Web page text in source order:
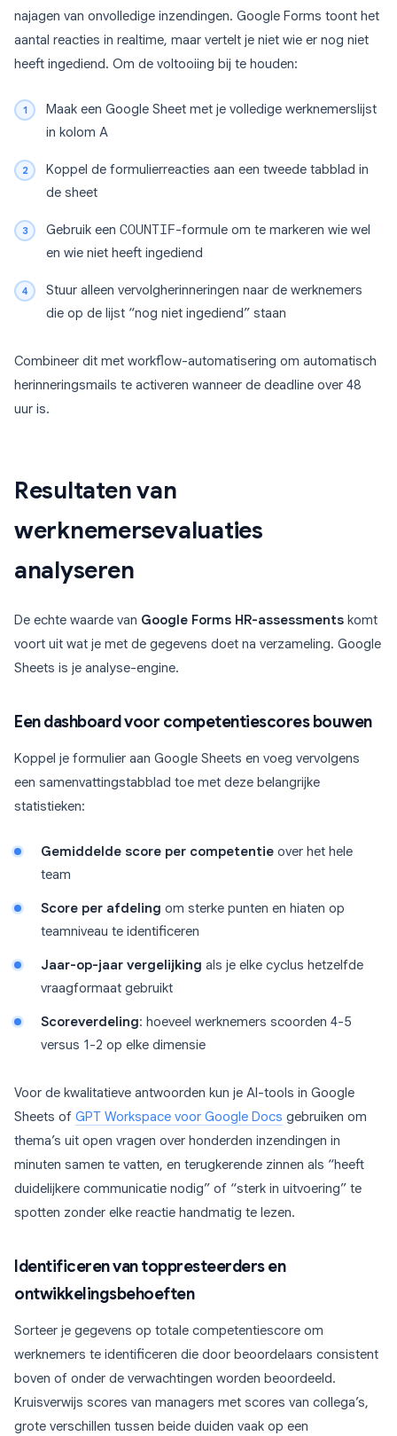
najagen van onvolledige inzendingen. Google Forms toont het
aantal reacties in realtime, maar vertelt je niet wie er nog niet
heeft ingediend. Om de voltooiing bij te houden:
Maak een Google Sheet met je volledige werknemerslijst
in kolom A
Koppel de formulierreacties aan een tweede tabblad in
de sheet
Gebruik een COUNTIF-formule om te markeren wie wel
en wie niet heeft ingediend
Stuur alleen vervolgherinneringen naar de werknemers
die op de lijst “nog niet ingediend” staan
Combineer dit met workflow-automatisering om automatisch
herinneringsmails te activeren wanneer de deadline over 48
uur is.
Resultaten van
werknemersevaluaties
analyseren
De echte waarde van Google Forms HR-assessments komt
voort uit wat je met de gegevens doet na verzameling. Google
Sheets is je analyse-engine.
Een dashboard voor competentiescores bouwen
Koppel je formulier aan Google Sheets en voeg vervolgens
een samenvattingstabblad toe met deze belangrijke
statistieken:
Gemiddelde score per competentie over het hele
team
Score per afdeling om sterke punten en hiaten op
teamniveau te identificeren
Jaar-op-jaar vergelijking als je elke cyclus hetzelfde
vraagformaat gebruikt
Scoreverdeling: hoeveel werknemers scoorden 4-5
versus 1-2 op elke dimensie
Voor de kwalitatieve antwoorden kun je AI-tools in Google
Sheets of GPT Workspace voor Google Docs gebruiken om
thema’s uit open vragen over honderden inzendingen in
minuten samen te vatten, en terugkerende zinnen als “heeft
duidelijkere communicatie nodig” of “sterk in uitvoering” te
spotten zonder elke reactie handmatig te lezen.
Identificeren van toppresteerders en
ontwikkelingsbehoeften
Sorteer je gegevens op totale competentiescore om
werknemers te identificeren die door beoordelaars consistent
boven of onder de verwachtingen worden beoordeeld.
Kruisverwijs scores van managers met scores van collega’s,
grote verschillen tussen beide duiden vaak op een